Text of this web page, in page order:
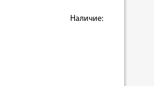
Наличие: